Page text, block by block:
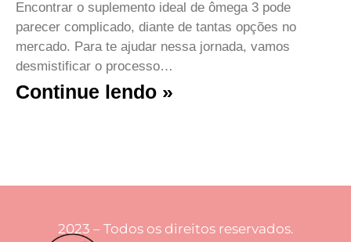
Encontrar o suplemento ideal de ômega 3 pode
parecer complicado, diante de tantas opções no
mercado. Para te ajudar nessa jornada, vamos
desmistificar o processo…
Continue lendo »
2023 – Todos os direitos reservados.